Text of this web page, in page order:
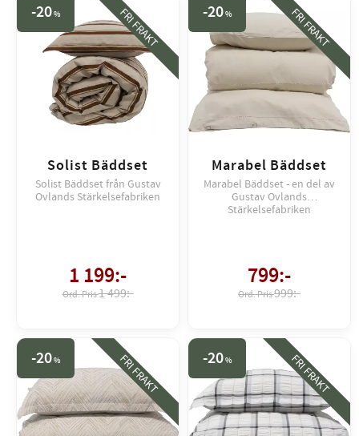
Solist Bäddset
Solist Bäddset från Gustav
Ovlands Stärkelsefabriken
1 199:-
1 499:-
20% FRI FRAKT
Marabel Bäddset
Marabel Bäddset - en del av
Gustav Ovlands
Stärkelsefabriken
799:-
999:-
20% FRI FRAKT
20% FRI FRAKT 20% FRI FRAKT